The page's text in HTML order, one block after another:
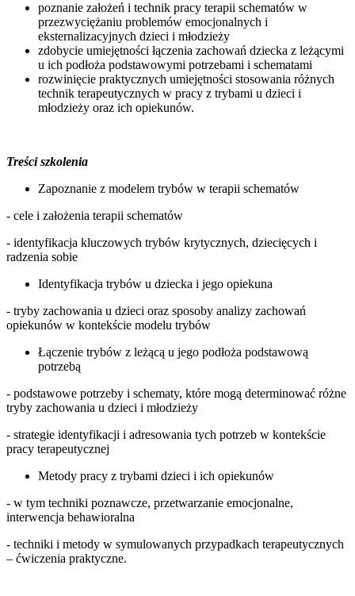
poznanie założeń i technik pracy terapii schematów w
przezwyciężaniu problemów emocjonalnych i
eksternalizacyjnych dzieci i młodzieży
zdobycie umiejętności łączenia zachowań dziecka z leżącymi
u ich podłoża podstawowymi potrzebami i schematami
rozwinięcie praktycznych umiejętności stosowania różnych
technik terapeutycznych w pracy z trybami u dzieci i
młodzieży oraz ich opiekunów.
Treści szkolenia
Zapoznanie z modelem trybów w terapii schematów
- cele i założenia terapii schematów
- identyfikacja kluczowych trybów krytycznych, dziecięcych i
radzenia sobie
Identyfikacja trybów u dziecka i jego opiekuna
- tryby zachowania u dzieci oraz sposoby analizy zachowań
opiekunów w kontekście modelu trybów
Łączenie trybów z leżącą u jego podłoża podstawową
potrzebą
- podstawowe potrzeby i schematy, które mogą determinować różne
tryby zachowania u dzieci i młodzieży
- strategie identyfikacji i adresowania tych potrzeb w kontekście
pracy terapeutycznej
Metody pracy z trybami dzieci i ich opiekunów
- w tym techniki poznawcze, przetwarzanie emocjonalne,
interwencja behawioralna
- techniki i metody w symulowanych przypadkach terapeutycznych
– ćwiczenia praktyczne.